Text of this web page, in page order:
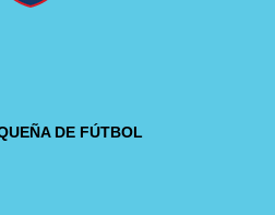
DE FÚTBOL